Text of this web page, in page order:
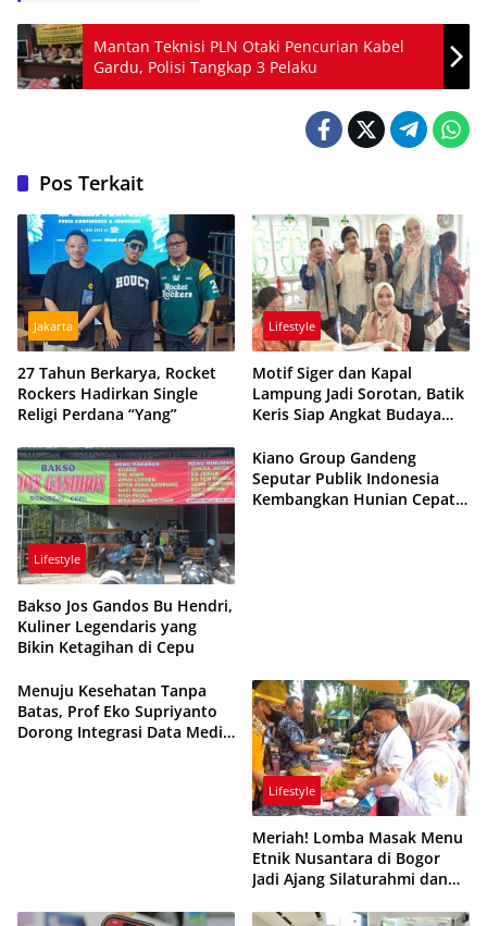
Mantan Teknisi PLN Otaki Pencurian Kabel
Gardu, Polisi Tangkap 3 Pelaku
Pos Terkait
Jakarta
27 Tahun Berkarya, Rocket
Rockers Hadirkan Single
Religi Perdana “Yang”
Lifestyle
Motif Siger dan Kapal
Lampung Jadi Sorotan, Batik
Keris Siap Angkat Budaya
Lifestyle
Bakso Jos Gandos Bu Hendri,
Kuliner Legendaris yang
Bikin Ketagihan di Cepu
Kiano Group Gandeng
Seputar Publik Indonesia
Kembangkan Hunian Cepat
Menuju Kesehatan Tanpa
Batas, Prof Eko Supriyanto
Dorong Integrasi Data Medis
Lifestyle
Meriah! Lomba Masak Menu
Etnik Nusantara di Bogor
Jadi Ajang Silaturahmi dan